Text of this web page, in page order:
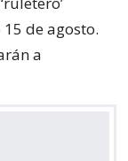
de agosto.
a